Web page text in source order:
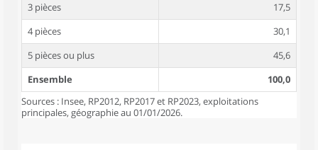
3 pièces
17,5
4 pièces
30,1
5 pièces ou plus
45,6
Ensemble
100,0
Sources : Insee, RP2012, RP2017 et RP2023, exploitations
principales, géographie au 01/01/2026.